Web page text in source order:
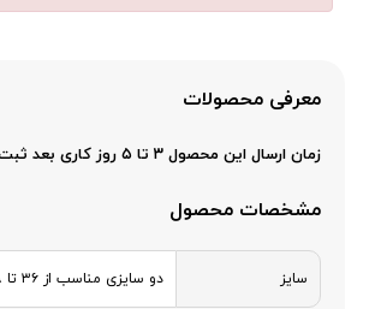
معرفی محصولات
زمان ارسال این محصول ۳ تا ۵ روز کاری بعد ثبت می باشد .
مشخصات محصول
سایز دو سایزی مناسب از ۳۶ تا ۴۸